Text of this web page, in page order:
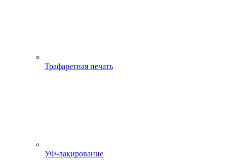
Трафаретная печать
УФ-лакирование